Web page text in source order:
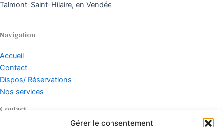
Gérer le consentement
Talmont-Saint-Hilaire, en Vendée
Navigation
Accueil
Contact
Dispos/ Réservations
Nos services
Contact